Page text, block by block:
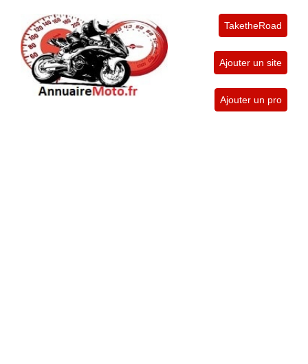
TaketheRoad
Ajouter un site
Ajouter un pro